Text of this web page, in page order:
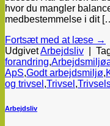
hvor du mangler
medbestemmelse i dit
Fortsæt med at læse →
UdgivetArbejdsliv
forandring,
ApS,Godt arbejdsmiljø,
og trivsel ,Trivsel ,
Arbejdsliv